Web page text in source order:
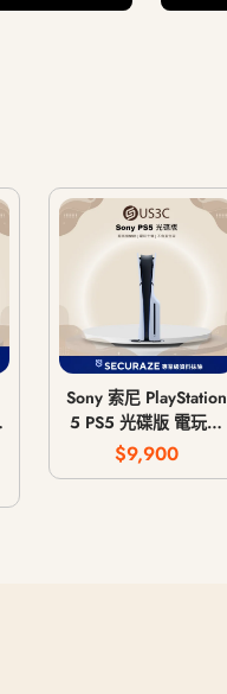
Sony 索尼 PlayStation
5 PS5 光碟版 電玩主
機 遊戲主機 CFI-
1018A / CFI-1118A /
$9,900